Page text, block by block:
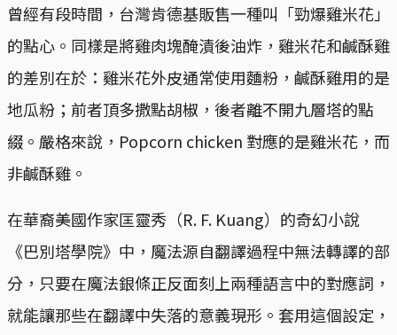
曾經有段時間，台灣肯德基販售一種叫「勁爆雞米花」
的點心。同樣是將雞肉塊醃漬後油炸，雞米花和鹹酥雞
的差別在於：雞米花外皮通常使用麵粉，鹹酥雞用的是
地瓜粉；前者頂多撒點胡椒，後者離不開九層塔的點
綴。嚴格來說，Popcorn chicken 對應的是雞米花，而
非鹹酥雞。
在華裔美國作家匡靈秀（R. F. Kuang）的奇幻小說
《巴別塔學院》中，魔法源自翻譯過程中無法轉譯的部
分，只要在魔法銀條正反面刻上兩種語言中的對應詞，
就能讓那些在翻譯中失落的意義現形。套用這個設定，